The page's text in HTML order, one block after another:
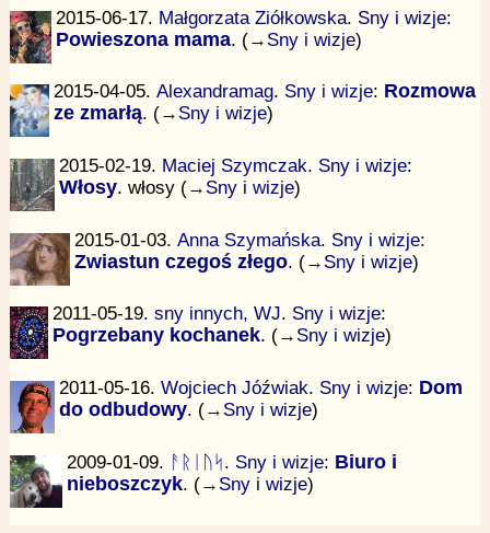
2015-06-17. Małgorzata Ziółkowska. Sny i wizje:
Powieszona mama. (→ Sny i wizje)
2015-04-05. Alexandramag. Sny i wizje: Rozmowa
ze zmarłą. (→ Sny i wizje)
2015-02-19. Maciej Szymczak. Sny i wizje:
Włosy. włosy (→ Sny i wizje)
2015-01-03. Anna Szymańska. Sny i wizje:
Zwiastun czegoś złego. (→ Sny i wizje)
2011-05-19.sny innych, WJ. Sny i wizje:
Pogrzebany kochanek. (→ Sny i wizje)
2011-05-16. Wojciech Jóźwiak. Sny i wizje: Dom
do odbudowy. (→ Sny i wizje)
2009-01-09. ᚨᚱᛁᚢᛋ. Sny i wizje: Biuro i
nieboszczyk. (→ Sny i wizje)